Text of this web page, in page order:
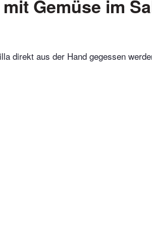
Gemüse im
direkt aus der Hand gegessen